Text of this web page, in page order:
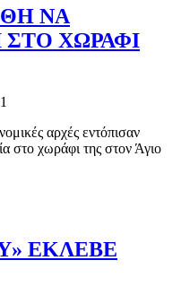
ΝΑ
ΣΤΟ ΧΩΡΑΦΙ
αρχές εντόπισαν
στο χωράφι της στον Άγιο
ΕΚΛΕΒΕ